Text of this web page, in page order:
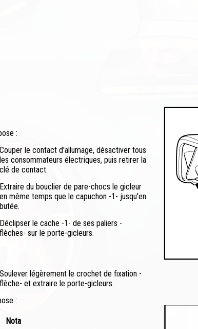
:
Couper le contact d'allumage, désactiver tous
les consommateurs électriques, puis retirer la
clé de contact.
Extraire du bouclier de pare-chocs le gicleur
en même temps que le capuchon -1- jusqu'en
butée.
Déclipser le cache -1- de ses paliers -
flèches- sur le porte-gicleurs.
Soulever légèrement le crochet de fixation -
flèche- et extraire le porte-gicleurs.
:
Nota